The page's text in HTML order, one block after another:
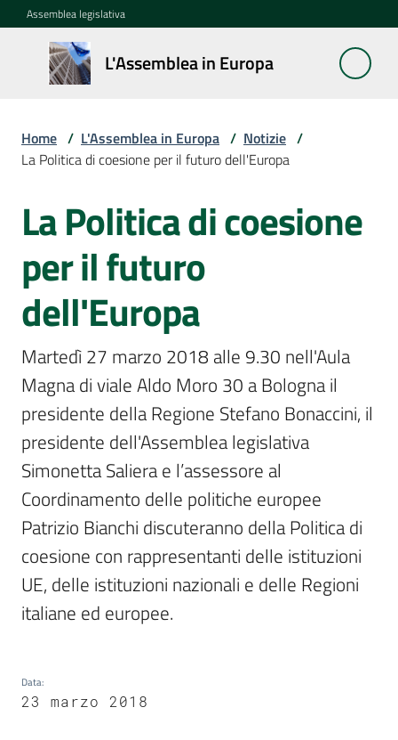
Vai al contenuto
Vai alla navigazione
Vai al footer
Assemblea legislativa
L'Assemblea in Europa
L'Assemblea
in Europa
Cos'è
europea
La
Rete
europea
regionale
Le
Sessioni
europee
Notizie
Menu selezionato
Assemblea
legislativa
Attività
Home / L'Assemblea in Europa / Notizie /
La Politica di coesione per il futuro dell'Europa
Salta al contenuto
La Politica di coesione
per il futuro
dell'Europa
Martedì 27 marzo 2018 alle 9.30 nell'Aula
Magna di viale Aldo Moro 30 a Bologna il
presidente della Regione Stefano Bonaccini, il
presidente dell'Assemblea legislativa
Simonetta Saliera e l’assessore al
Coordinamento delle politiche europee
Patrizio Bianchi discuteranno della Politica di
coesione con rappresentanti delle istituzioni
UE, delle istituzioni nazionali e delle Regioni
italiane ed europee.
Data:
23 marzo 2018